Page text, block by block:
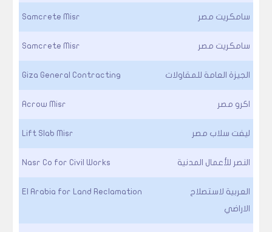
سامكريت مصر Samcrete Misr
سامكريت مصر Samcrete Misr
الجيزة العامة للمقاولات Giza General Contracting
اكرو مصر Acrow Misr
ليفت سلاب مصر Lift Slab Misr
النصر للأعمال المدنية Nasr Co for Civil Works
العربية لاستصلاح
الاراضي
El Arabia for Land Reclamation